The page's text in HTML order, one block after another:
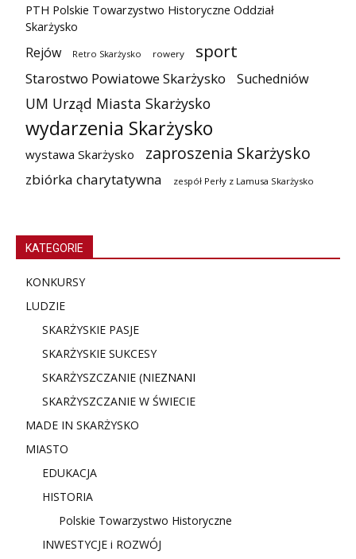
PTH Polskie Towarzystwo Historyczne Oddział
Skarżysko
Rejów Retro Skarżysko rowery sport
Starostwo Powiatowe Skarżysko Suchedniów
UM Urząd Miasta Skarżysko
wydarzenia Skarżysko
wystawa Skarżysko zaproszenia Skarżysko
zbiórka charytatywna zespół Perły z Lamusa Skarżysko
KATEGORIE
KONKURSY
LUDZIE
SKARŻYSKIE PASJE
SKARŻYSKIE SUKCESY
SKARŻYSZCZANIE (NIEZNANI
SKARŻYSZCZANIE W ŚWIECIE
MADE IN SKARŻYSKO
MIASTO
EDUKACJA
HISTORIA
Polskie Towarzystwo Historyczne
INWESTYCJE i ROZWÓJ